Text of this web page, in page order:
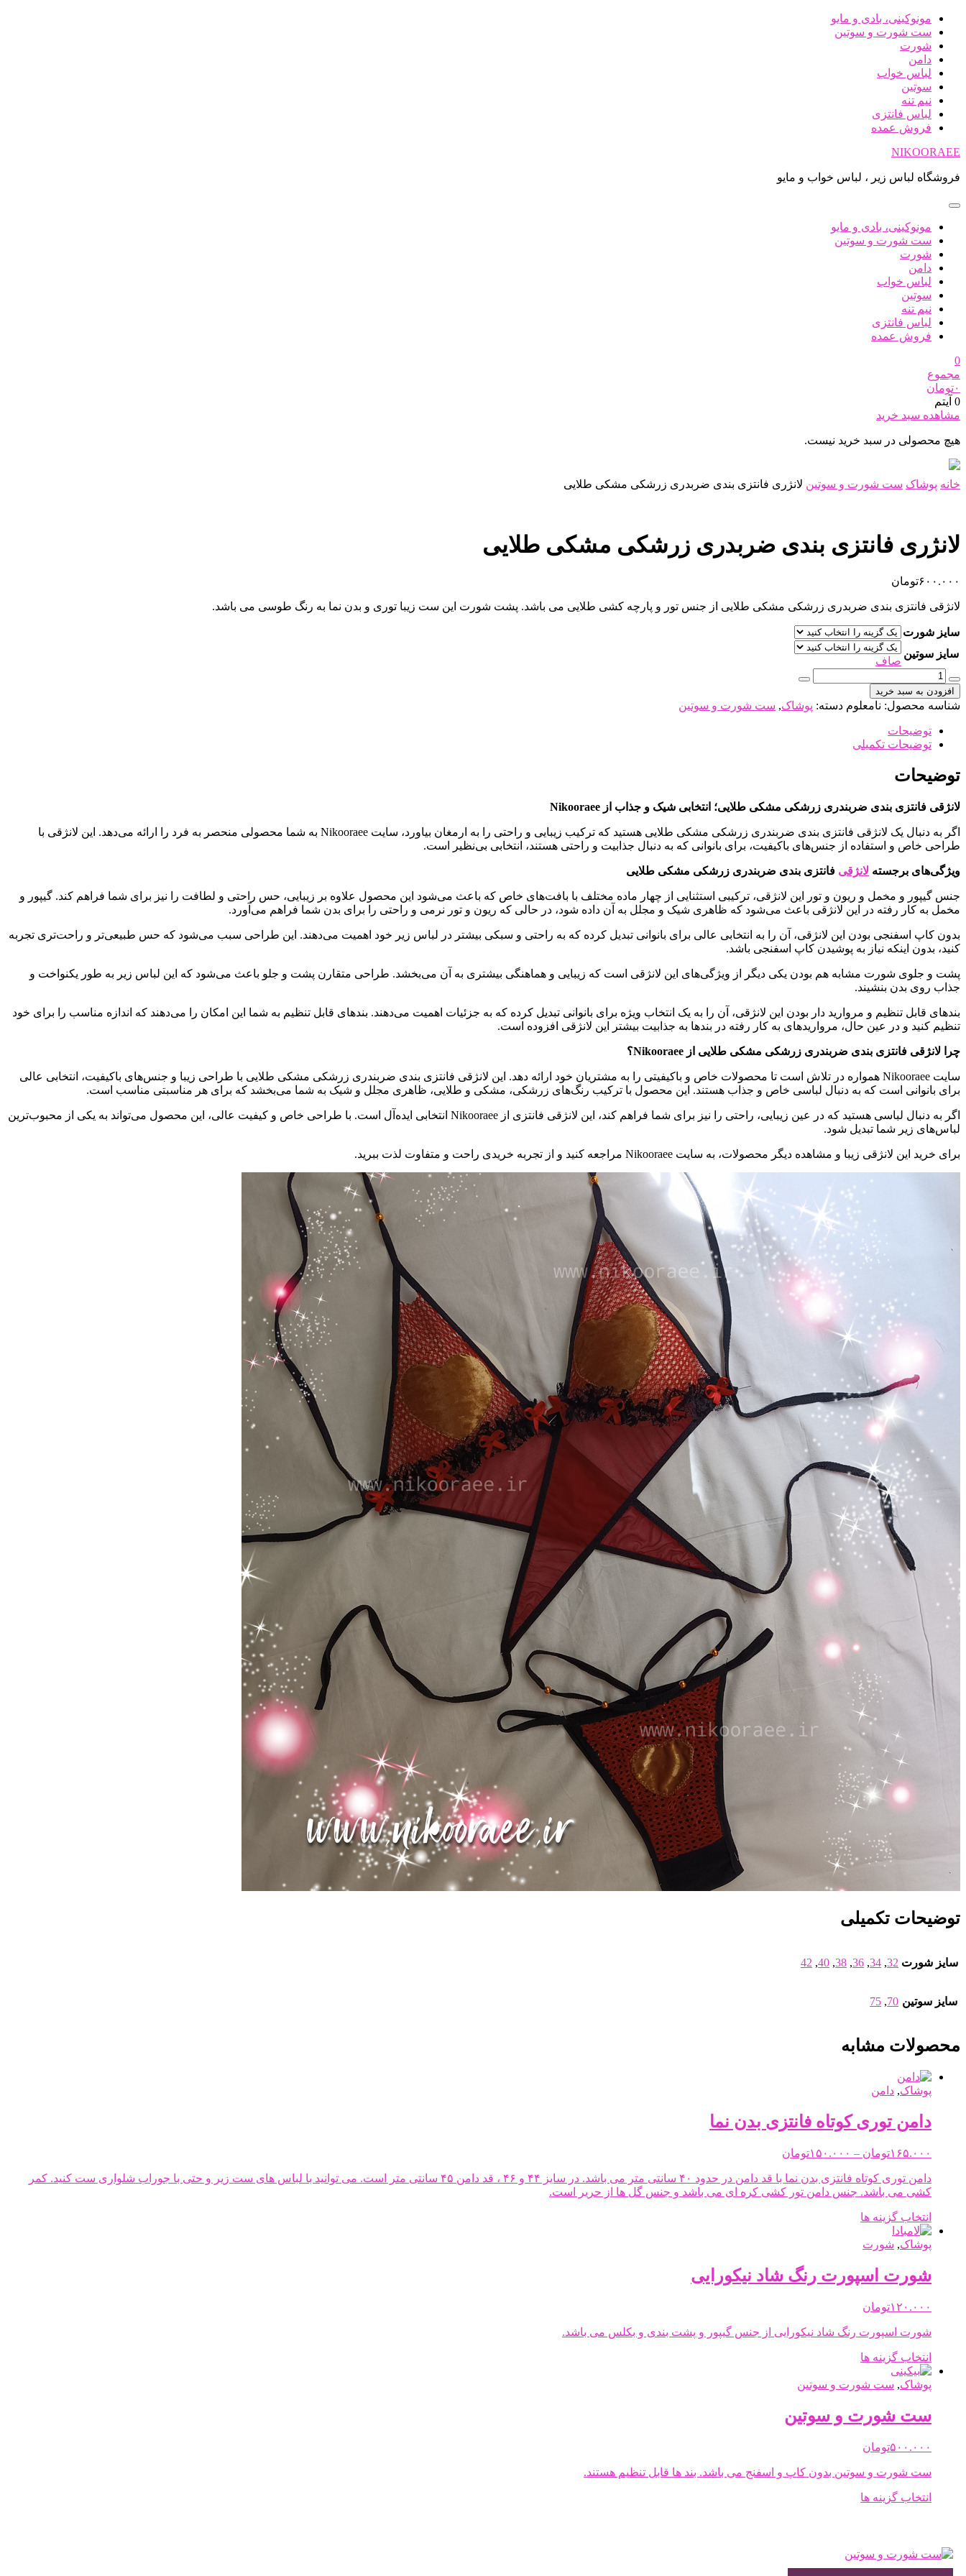
پرش
محتوا
مونوکینی، بادی و مایو
ست شورت و سوتین
شورت
دامن
لباس خواب
سوتین
نیم تنه
لباس فانتزی
فروش عمده
NIKOORAEE
فروشگاه لباس زیر ، لباس خواب و مایو
مونوکینی، بادی و مایو
ست شورت و سوتین
شورت
دامن
لباس خواب
سوتین
نیم تنه
لباس فانتزی
فروش عمده
0
مجموع
۰تومان
0 آیتم
مشاهده سبد خرید
هیچ محصولی در سبد خرید نیست.
خانه پوشاک ست شورت و سوتین لانژری فانتزی بندی ضربدری زرشکی مشکی طلایی
لانژری فانتزی بندی ضربدری زرشکی مشکی طلایی
۶۰۰.۰۰۰تومان
لانژقی فانتزی بندی ضربدری زرشکی مشکی طلایی از جنس تور و پارچه کشی طلایی می باشد. پشت شورت این ست زیبا توری و بدن نما به رنگ طوسی می باشد.
سایز شورت
سایز سوتین
صاف
لانژری
فانتزی
بندی
زرشکی
مشکی
عدد
افزودن به سبد خرید
شناسه محصول: نامعلوم دسته: پوشاک, ست شورت و سوتین
توضیحات
توضیحات تکمیلی
توضیحات
لانژقی فانتزی بندی ضربندری زرشکی مشکی طلایی؛ انتخابی شیک و جذاب از Nikooraee
اگر به دنبال یک لانژقی فانتزی بندی ضربندری زرشکی مشکی طلایی هستید که ترکیب زیبایی و راحتی را به ارمغان بیاورد، سایت Nikooraee به شما محصولی منحصر به فرد را ارائه می‌دهد. این لانژقی با
طراحی خاص و استفاده از جنس‌های باکیفیت، برای بانوانی که به دنبال جذابیت و راحتی هستند، انتخابی بی‌نظیر است.
ویژگی‌های برجسته لانژقی فانتزی بندی ضربندری زرشکی مشکی طلایی
جنس گیپور و مخمل و ریون و تور این لانژقی، ترکیبی استثنایی از چهار ماده مختلف با بافت‌های خاص که باعث می‌شود این محصول علاوه بر زیبایی، حس راحتی و لطافت را نیز برای شما فراهم کند. گیپور و
مخمل به کار رفته در این لانژقی باعث می‌شود که ظاهری شیک و مجلل به آن داده شود، در حالی که ریون و تور نرمی و راحتی را برای بدن شما فراهم می‌آورد.
بدون کاپ اسفنجی بودن این لانژقی، آن را به انتخابی عالی برای بانوانی تبدیل کرده که به راحتی و سبکی بیشتر در لباس زیر خود اهمیت می‌دهند. این طراحی سبب می‌شود که حس طبیعی‌تر و راحت‌تری تجربه
کنید، بدون اینکه نیاز به پوشیدن کاپ اسفنجی باشد.
پشت و جلوی شورت مشابه هم بودن یکی دیگر از ویژگی‌های این لانژقی است که زیبایی و هماهنگی بیشتری به آن می‌بخشد. طراحی متقارن پشت و جلو باعث می‌شود که این لباس زیر به طور یکنواخت و
جذاب روی بدن بنشیند.
بندهای قابل تنظیم و مروارید دار بودن این لانژقی، آن را به یک انتخاب ویژه برای بانوانی تبدیل کرده که به جزئیات اهمیت می‌دهند. بندهای قابل تنظیم به شما این امکان را می‌دهند که اندازه مناسب را برای خود
تنظیم کنید و در عین حال، مرواریدهای به کار رفته در بندها به جذابیت بیشتر این لانژقی افزوده است.
چرا لانژقی فانتزی بندی ضربندری زرشکی مشکی طلایی از Nikooraee؟
سایت Nikooraee همواره در تلاش است تا محصولات خاص و باکیفیتی را به مشتریان خود ارائه دهد. این لانژقی فانتزی بندی ضربندری زرشکی مشکی طلایی با طراحی زیبا و جنس‌های باکیفیت، انتخابی عالی
برای بانوانی است که به دنبال لباسی خاص و جذاب هستند. این محصول با ترکیب رنگ‌های زرشکی، مشکی و طلایی، ظاهری مجلل و شیک به شما می‌بخشد که برای هر مناسبتی مناسب است.
اگر به دنبال لباسی هستید که در عین زیبایی، راحتی را نیز برای شما فراهم کند، این لانژقی فانتزی از Nikooraee انتخابی ایده‌آل است. با طراحی خاص و کیفیت عالی، این محصول می‌تواند به یکی از محبوب‌ترین
لباس‌های زیر شما تبدیل شود.
برای خرید این لانژقی زیبا و مشاهده دیگر محصولات، به سایت Nikooraee مراجعه کنید و از تجربه خریدی راحت و متفاوت لذت ببرید.
توضیحات تکمیلی
سایز شورت 32
,
34
,
36
,
38
,
40
,
42
سایز سوتین 70
,
75
محصولات مشابه
پوشاک, دامن
دامن توری کوتاه فانتزی بدن نما
۱۶۵.۰۰۰تومان – ۱۵۰.۰۰۰تومان
۱۵۰.۰۰۰تومان
through
دامن توری کوتاه فانتزی بدن نما با قد دامن در حدود ۴۰ سانتی متر می باشد. در سایز ۴۴ و ۴۶ ، قد دامن ۴۵ سانتی متر است. می توانید با لباس های ست زیر و حتی با جوراب شلواری ست کنید. کمر
کشی می باشد. جنس دامن تور کشی کره ای می باشد و جنس گل ها از حریر است.
انتخاب گزینه ها
مختلفی
می
ممکن
در
محصول
شوند
پوشاک, شورت
شورت اسپورت رنگ شاد نیکورایی
۱۲۰.۰۰۰تومان
شورت اسپورت رنگ شاد نیکورایی از جنس گیپور و پشت بندی و بکلس می باشد.
انتخاب گزینه ها
دارای
مختلفی
می
ممکن
در
شوند
پوشاک, ست شورت و سوتین
ست شورت و سوتین
۵۰۰.۰۰۰تومان
ست شورت و سوتین بدون کاپ و اسفنج می باشد. بند ها قابل تنظیم هستند.
انتخاب گزینه ها
مختلفی
می